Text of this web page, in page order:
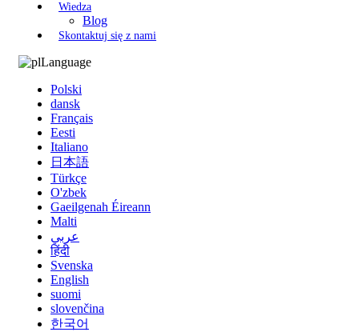
Wiedza
Blog
Skontaktuj się z nami
Language
Polski
dansk
Français
Eesti
Italiano
日本語
Türkçe
O'zbek
Gaeilgenah Éireann
Malti
عربي
हिंदी
Svenska
English
suomi
slovenčina
한국어